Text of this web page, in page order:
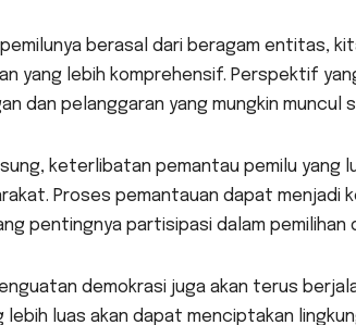
pemilunya berasal dari beragam entitas,
yang lebih komprehensif. Perspektif
dan pelanggaran yang mungkin muncul
keterlibatan pemantau pemilu yang
Proses pemantauan dapat menjadi
pentingnya partisipasi dalam pemilihan
demokrasi juga akan terus
lebih luas akan dapat menciptakan